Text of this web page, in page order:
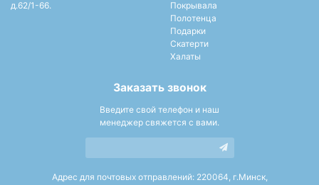
д.62/1-66.
Покрывала
Полотенца
Подарки
Скатерти
Халаты
Заказать звонок
Введите свой телефон и наш
менеджер свяжется с вами.
Адрес для почтовых отправлений: 220064, г.Минск,